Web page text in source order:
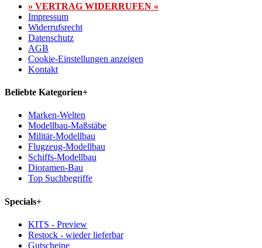
» VERTRAG WIDERRUFEN «
Impressum
Widerrufsrecht
Datenschutz
AGB
Cookie-Einstellungen anzeigen
Kontakt
Beliebte Kategorien+
Marken-Welten
Modellbau-Maßstäbe
Militär-Modellbau
Flugzeug-Modellbau
Schiffs-Modellbau
Dioramen-Bau
Top Suchbegriffe
Specials+
KITS - Preview
Restock - wieder lieferbar
Gutscheine